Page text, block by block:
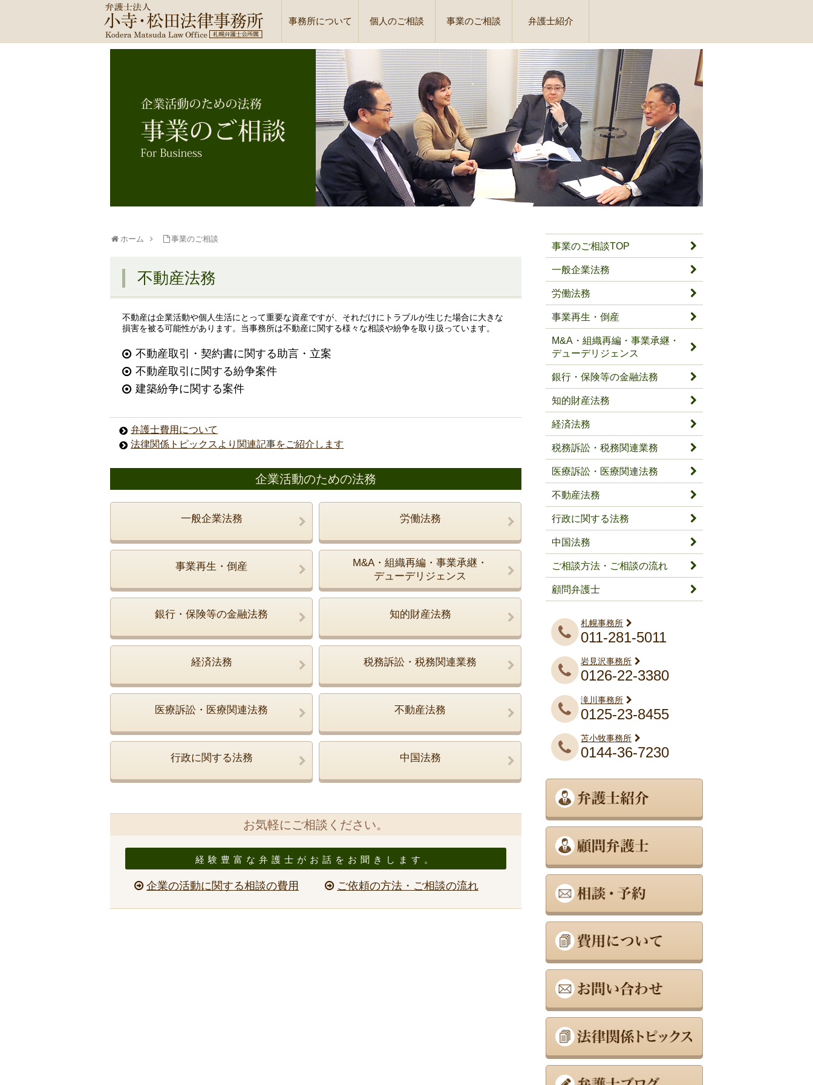
事務所について 個人のご相談 事業のご相談 弁護士紹介
ホーム 事業のご相談
不動産法務
不動産は企業活動や個人生活にとって重要な資産ですが、それだけにトラブルが生じた場合に大きな
損害を被る可能性があります。当事務所は不動産に関する様々な相談や紛争を取り扱っています。
不動産取引・契約書に関する助言・立案
不動産取引に関する紛争案件
建築紛争に関する案件
弁護士費用について
法律関係トピックスより関連記事をご紹介します
企業活動のための法務
一般企業法務 労働法務
事業再生・倒産
M&A・組織再編・事業承継・
デューデリジェンス
銀行・保険等の金融法務 知的財産法務
経済法務 税務訴訟・税務関連業務
医療訴訟・医療関連法務 不動産法務
行政に関する法務 中国法務
お気軽にご相談ください。
経験豊富な弁護士がお話をお聞きします。
企業の活動に関する相談の費用 ご依頼の方法・ご相談の流れ
事業のご相談TOP
一般企業法務
労働法務
事業再生・倒産
M&A・組織再編・事業承継・
デューデリジェンス
銀行・保険等の金融法務
知的財産法務
経済法務
税務訴訟・税務関連業務
医療訴訟・医療関連法務
不動産法務
行政に関する法務
中国法務
ご相談方法・ご相談の流れ
顧問弁護士
札幌事務所
011-281-5011
岩見沢事務所
0126-22-3380
滝川事務所
0125-23-8455
苫小牧事務所
0144-36-7230